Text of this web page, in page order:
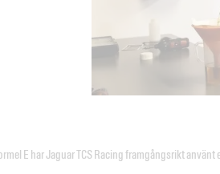
E har Jaguar TCS Racing framgångsrikt